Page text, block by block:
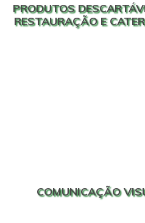
PRODUTOS
RESTAURAÇÃO E
COMUNICAÇÃO